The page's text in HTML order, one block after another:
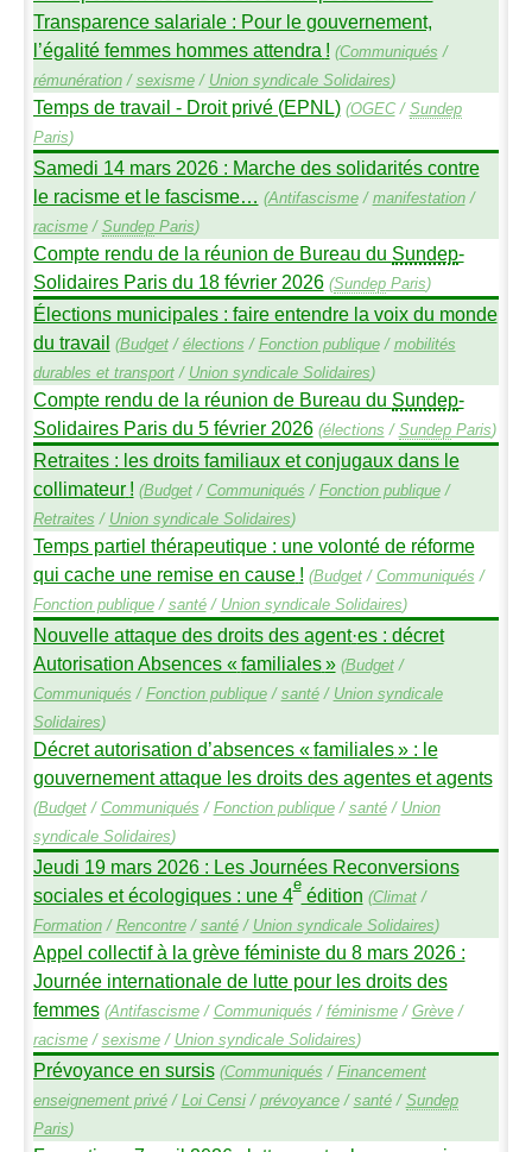
Transparence salariale : Pour le gouvernement,
l’égalité femmes hommes attendra ! (Communiqués /
rémunération/ sexisme/ Union syndicale Solidaires)
Temps de travail - Droit privé (EPNL) (OGEC/ Sundep
Paris)
Samedi 14 mars 2026 : Marche des solidarités contre
le racisme et le fascisme… (Antifascisme/ manifestation/
racisme/ SundepParis)
Compte rendu de la réunion de Bureau du Sundep-
Solidaires Paris du 18 février 2026 (SundepParis)
Élections municipales : faire entendre la voix du monde
du travail (Budget/ élections / Fonction publique/ mobilités
durables et transport/ Union syndicale Solidaires)
Compte rendu de la réunion de Bureau du Sundep-
Solidaires Paris du 5 février 2026 (élections / SundepParis)
Retraites : les droits familiaux et conjugaux dans le
collimateur ! (Budget/ Communiqués / Fonction publique/
Retraites / Union syndicale Solidaires)
Temps partiel thérapeutique : une volonté de réforme
qui cache une remise en cause ! (Budget/ Communiqués /
Fonction publique/ santé/ Union syndicale Solidaires)
Nouvelle attaque des droits des agent·es : décret
Autorisation Absences « familiales» (Budget/
Communiqués / Fonction publique/ santé/ Union syndicale
Solidaires)
Décret autorisation d’absences «familiales» : le
gouvernement attaque les droits des agentes et agents
(Budget/ Communiqués / Fonction publique/ santé/ Union
syndicale Solidaires)
Jeudi 19 mars 2026 : Les Journées Reconversions
sociales et écologiques : une 4eédition (Climat/
Formation/ Rencontre/ santé/ Union syndicale Solidaires)
Appel collectif à la grève féministe du 8 mars 2026 :
Journée internationale de lutte pour les droits des
femmes (Antifascisme/ Communiqués / féminisme/ Grève/
racisme/ sexisme/ Union syndicale Solidaires)
Prévoyance en sursis (Communiqués / Financement
enseignement privé/ Loi Censi/ prévoyance/ santé/ Sundep
Paris)